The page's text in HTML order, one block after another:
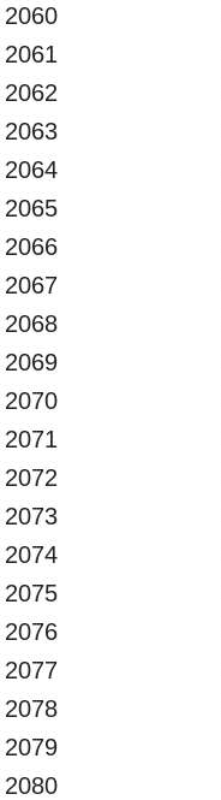
2060
2061
2062
2063
2064
2065
2066
2067
2068
2069
2070
2071
2072
2073
2074
2075
2076
2077
2078
2079
2080